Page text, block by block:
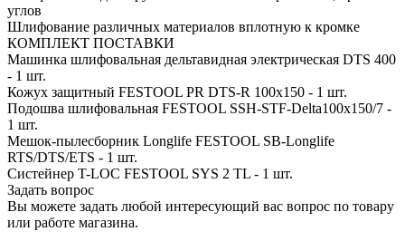
углов
Шлифование различных материалов вплотную к кромке
КОМПЛЕКТ ПОСТАВКИ
Машинка шлифовальная дельтавидная электрическая DTS 400
- 1 шт.
Кожух защитный FESTOOL PR DTS-R 100x150 - 1 шт.
Подошва шлифовальная FESTOOL SSH-STF-Delta100x150/7 -
1 шт.
Мешок-пылесборник Longlife FESTOOL SB-Longlife
RTS/DTS/ETS - 1 шт.
Систейнер T-LOC FESTOOL SYS 2 TL - 1 шт.
Задать вопрос
Вы можете задать любой интересующий вас вопрос по товару
или работе магазина.